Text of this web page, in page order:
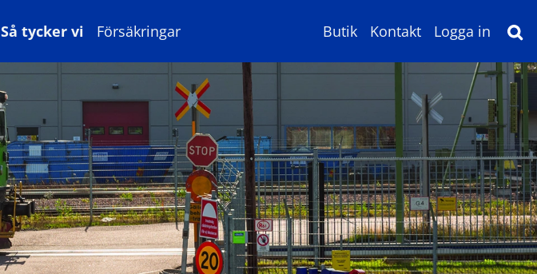
Så tycker vi Försäkringar Butik Kontakt Logga in